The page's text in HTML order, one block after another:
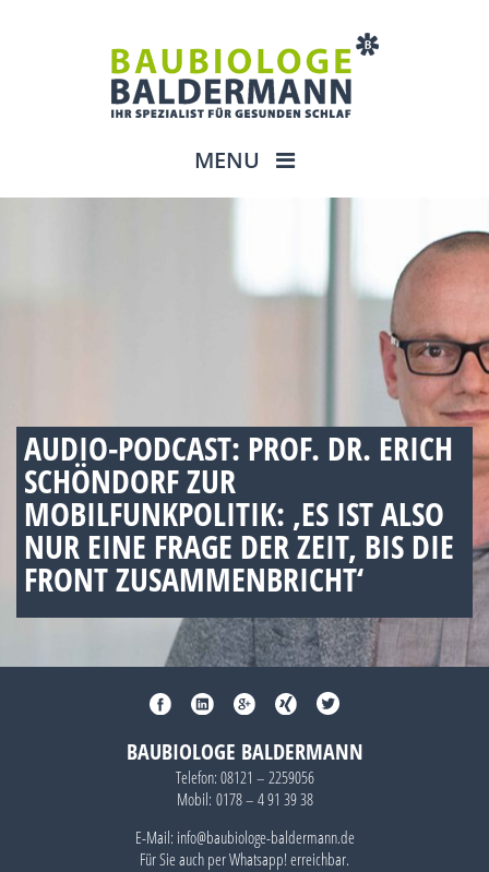
MENU
AUDIO-PODCAST: PROF. DR. ERICH
SCHÖNDORF ZUR
MOBILFUNKPOLITIK: ‚ES IST ALSO
NUR EINE FRAGE DER ZEIT, BIS DIE
FRONT ZUSAMMENBRICHT‘
BAUBIOLOGE BALDERMANN
Telefon: 08121 – 2259056
Mobil: 0178 – 4 91 39 38
E-Mail: info@baubiologe-baldermann.de
Für Sie auch perWhatsapp!erreichbar.